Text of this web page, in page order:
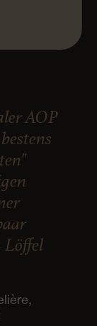
AOP
Löffel